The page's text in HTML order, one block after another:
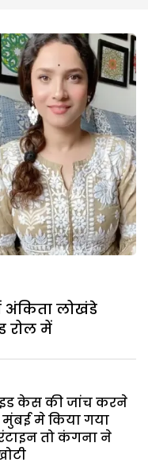
अंकिता लोखंडे
रोल में
केस की जांच करने
मुंबई मे किया गया
तो कंगना ने